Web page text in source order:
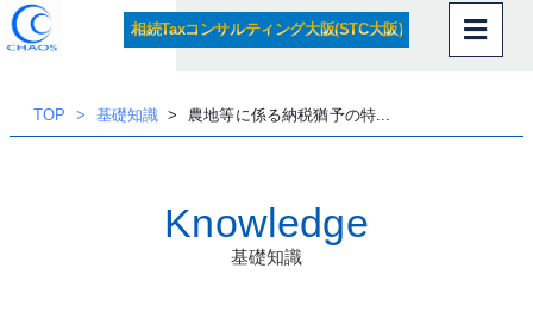
内
容
相続Taxコンサルティング大阪(STC大阪)
TOP 基礎知識 農地等に係る納税猶予の特...
Knowledge
基礎知識